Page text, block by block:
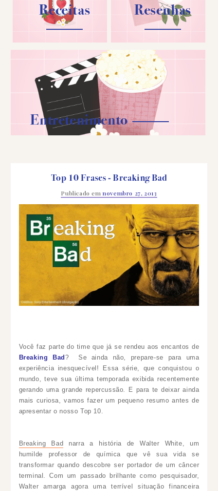
Receitas Resenhas
Entretenimento
Top 10 Frases - Breaking Bad
Publicado emnovembro 27, 2013
Você faz parte do time que já se rendeu aos encantos de
Breaking Bad ? Se ainda não, prepare-se para uma
experiência inesquecível! Essa série, que conquistou o
mundo,teve sua última temporada exibida recentemente
gerando uma grande repercussão. E para te deixar ainda
mais curiosa, vamos fazer um pequeno resumo antes de
apresentar o nosso Top 10.
Breaking Bad narra a história de Walter White, um
humilde professor de química que vê sua vida se
transformar quando descobre ser portador de um câncer
terminal. Com um passado brilhante como pesquisador,
Walter amarga agora uma terrível situação financeira